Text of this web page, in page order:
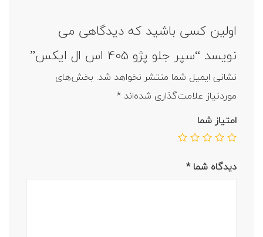
اولین کسی باشید که دیدگاهی می
نویسد “سپر جلو پژو 405 اس ال ایکس”
نشانی ایمیل شما منتشر نخواهد شد. بخش‌های
موردنیاز علامت‌گذاری شده‌اند *
امتیاز شما
دیدگاه شما*